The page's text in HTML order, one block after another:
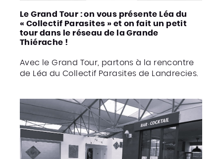
Le Grand Tour : on vous présente Léa du
« Collectif Parasites » et on fait un petit
tour dans le réseau de la Grande
Thiérache !
Avec le Grand Tour, partons à la rencontre
de Léa du Collectif Parasites de Landrecies.